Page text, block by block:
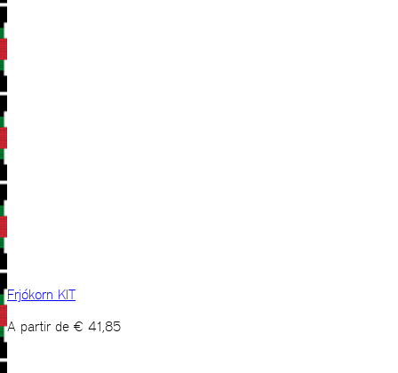
Frjókorn KIT
A partir de € 41,85